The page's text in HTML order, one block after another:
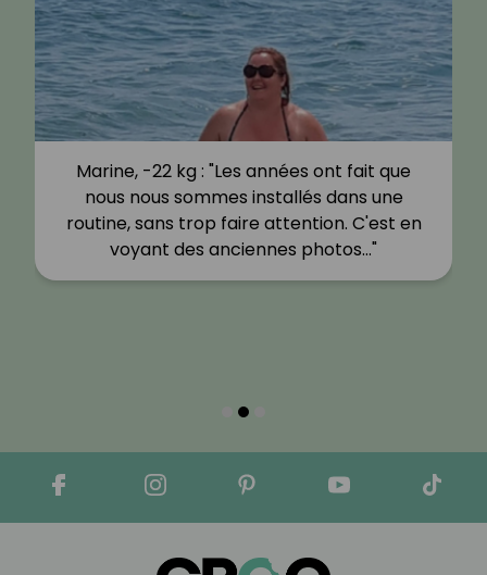
Marine, -22 kg : "Les années ont fait que
nous nous sommes installés dans une
routine, sans trop faire attention. C'est en
voyant des anciennes photos…"